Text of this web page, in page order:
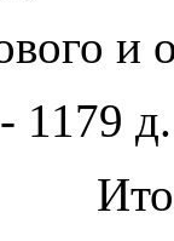
и
1179